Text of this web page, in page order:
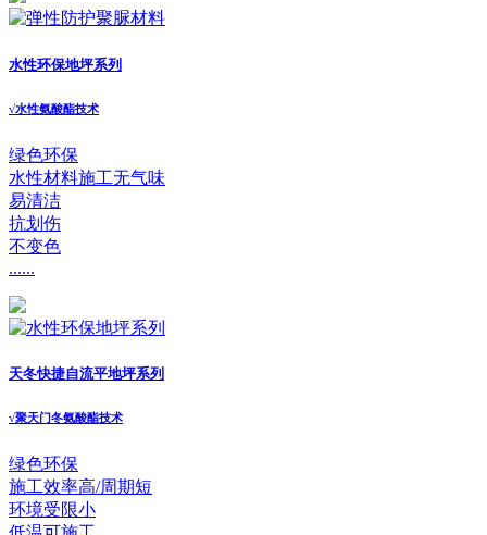
水性环保地坪系列
√水性氨酸酯技术
绿色环保
水性材料施工无气味
易清洁
抗划伤
不变色
......
天冬快捷自流平地坪系列
√聚天门冬氨酸酯技术
绿色环保
施工效率高/周期短
环境受限小